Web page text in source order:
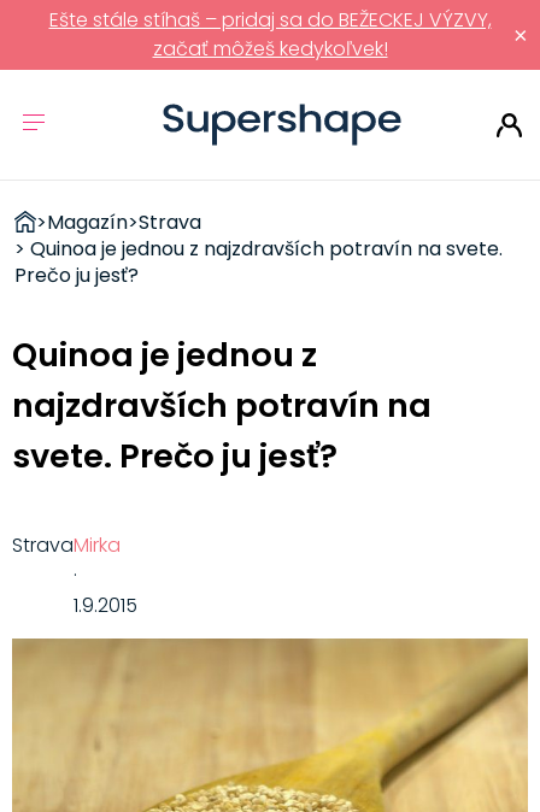
×
Ešte stále stíhaš – pridaj sa do BEŽECKEJ VÝZVY,
začať môžeš kedykoľvek!
ZDRAVÉ
RÝCHLOVKY
>Magazín>Strava
> Quinoa je jednou z najzdravších potravín na svete.
Prečo ju jesť?
Quinoa je jednou z
najzdravších potravín na
svete. Prečo ju jesť?
StravaMirka
·
1.9.2015